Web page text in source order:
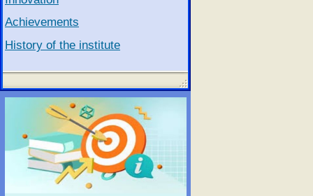
Achievements
History of the institute